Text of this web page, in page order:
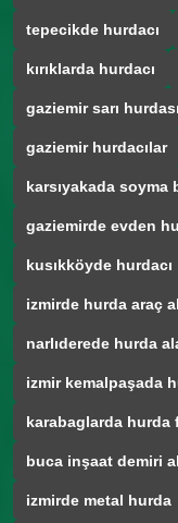
tepecikde hurdacı
kırıklarda hurdacı
gaziemir sarı
gaziemir hurdacılar
karsıyakada soyma
gaziemirde evden
kusıkköyde hurdacı
izmirde hurda araç
narlıderede hurda
izmir kemalpaşada
karabaglarda hurda
buca inşaat demiri
izmirde metal hurda